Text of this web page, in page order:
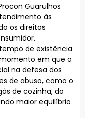
Guarulhos
às
os direitos
de existência
em que o
na defesa dos
de abuso, como o
de cozinha, do
maior equilíbrio